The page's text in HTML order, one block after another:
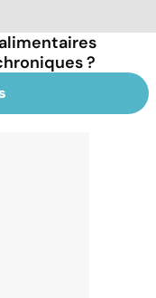
?